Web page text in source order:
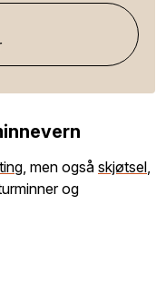
, men også skjøtsel
og